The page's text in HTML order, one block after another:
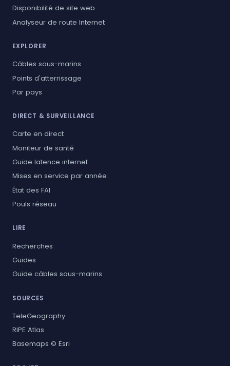
Disponibilité de site web
Analyseur de route Internet
EXPLORER
Câbles sous-marins
Points d'atterrissage
Par pays
DIRECT & SURVEILLANCE
Carte en direct
Moniteur de santé
Guide latence internet
Mises en service par année
État des FAI
Pouls réseau
LIRE
Recherches
Guides
Guide câbles sous-marins
SOURCES
TeleGeography
RIPE Atlas
Basemaps © Esri